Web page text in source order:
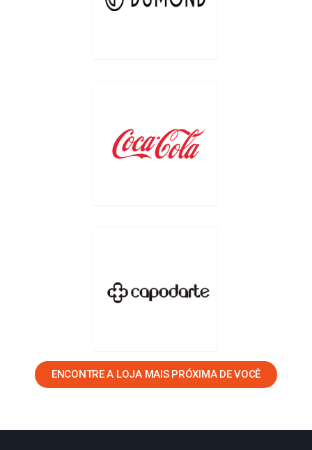
ENCONTRE A LOJA MAIS PRÓXIMA DE VOCÊ